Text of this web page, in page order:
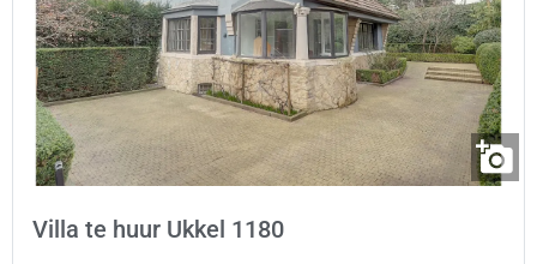
Villa te huur Ukkel 1180